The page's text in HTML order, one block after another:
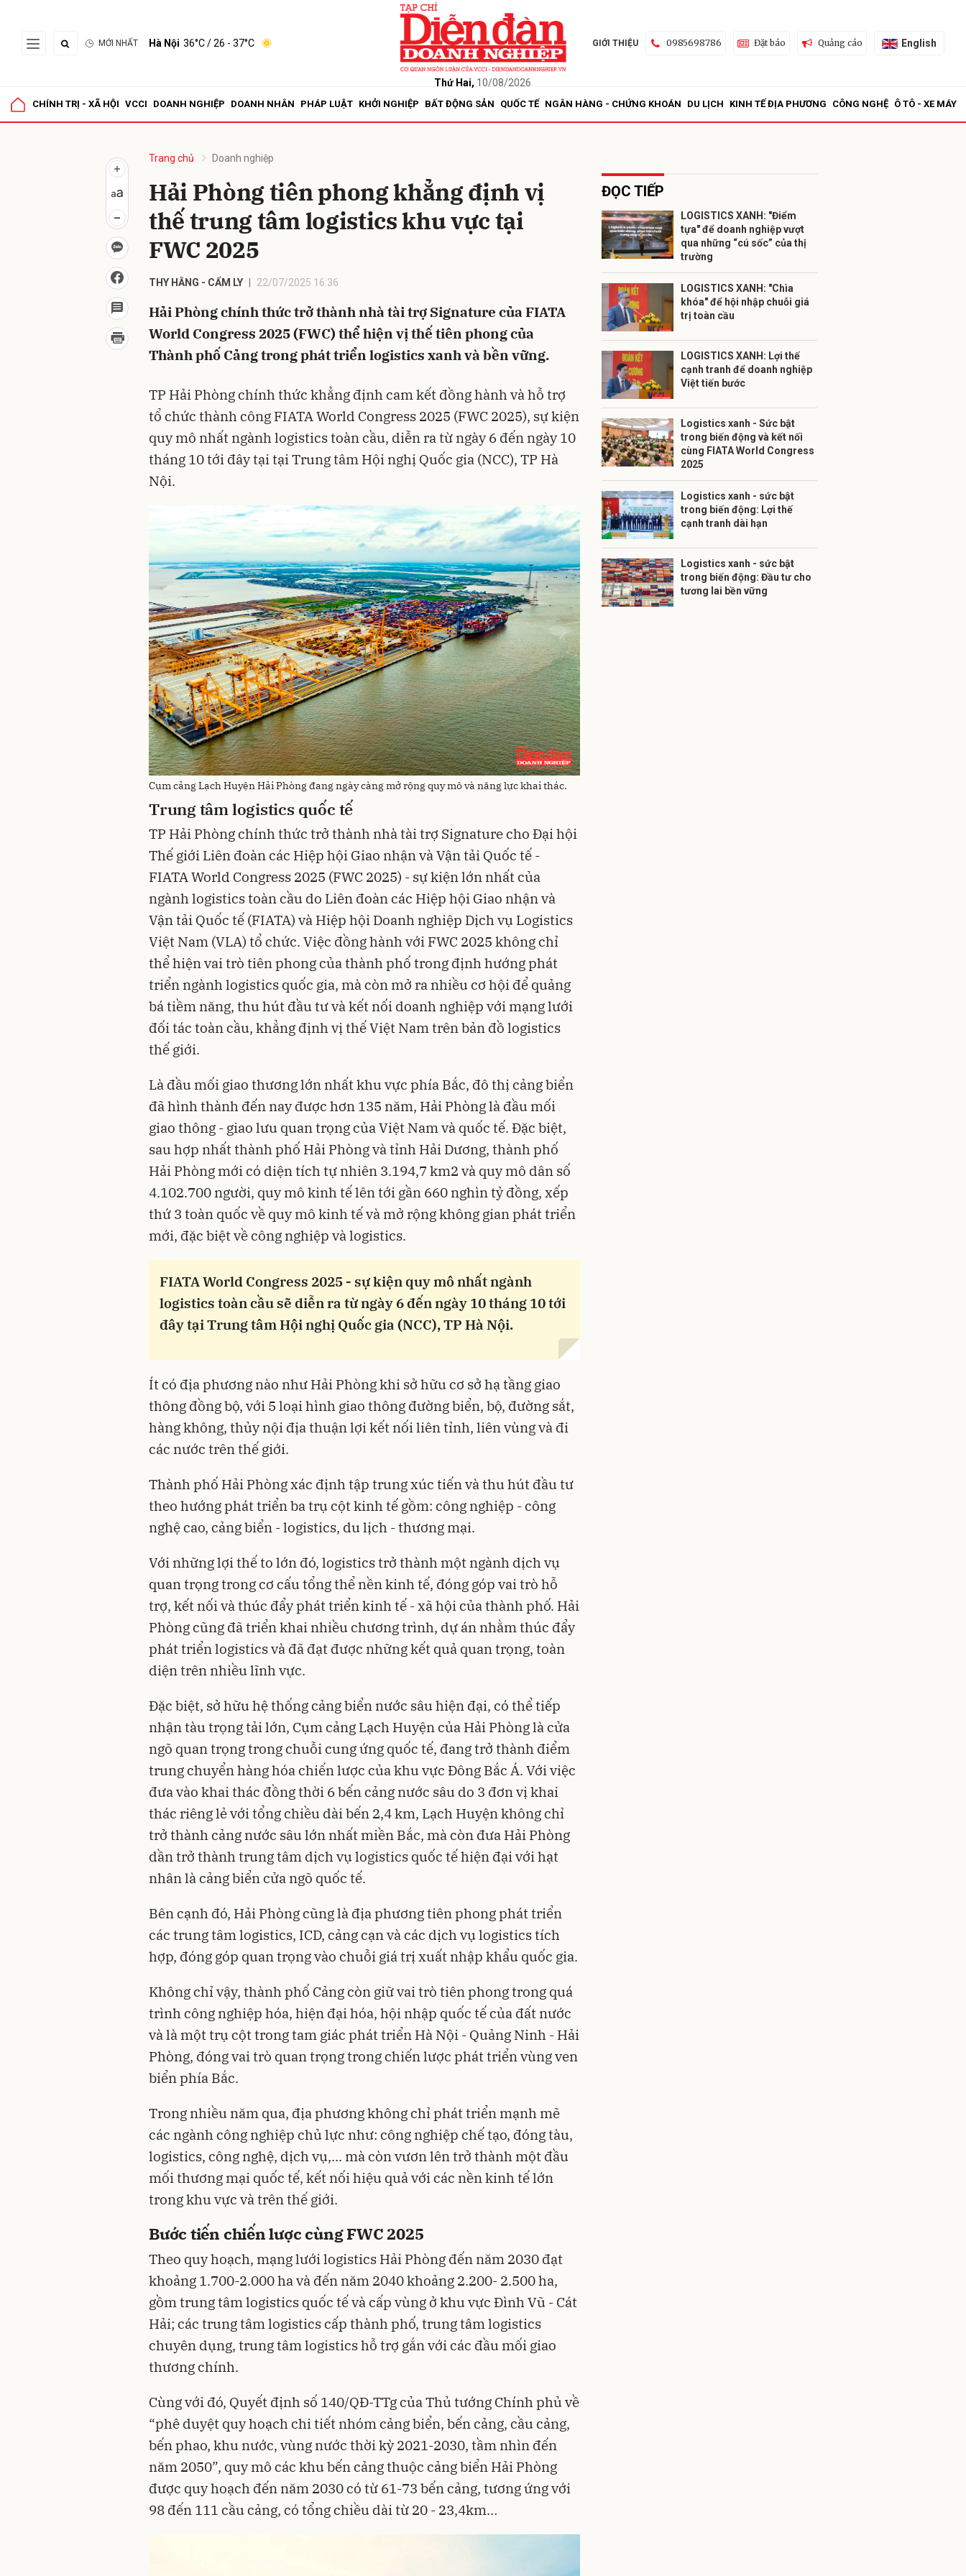
MỚI NHẤT Hà Nội 36°C/ 26 - 37°C
Thứ Hai, 10/08/2026
GIỚI THIỆU 0985698786 Đặt báo Quảng cáo English
CHÍNH TRỊ - XÃ HỘI VCCI DOANH NGHIỆP DOANH NHÂN PHÁP LUẬT KHỞI NGHIỆP BẤT ĐỘNG SẢN QUỐC TẾ NGÂN HÀNG - CHỨNG KHOÁN DU LỊCH KINH TẾ ĐỊA PHƯƠNG CÔNG NGHỆ Ô TÔ - XE MÁY
Trang chủ Doanh nghiệp
Hải Phòng tiên phong khẳng định vị
thế trung tâm logistics khu vực tại
FWC 2025
THY HẰNG - CẨM LY 22/07/2025 16:36
Hải Phòng chính thức trở thành nhà tài trợ Signature của FIATA
World Congress 2025 (FWC) thể hiện vị thế tiên phong của
Thành phố Cảng trong phát triển logistics xanh và bền vững.
TP Hải Phòng chính thức khẳng định cam kết đồng hành và hỗ trợ
tổ chức thành công FIATA World Congress 2025 (FWC 2025), sự kiện
quy mô nhất ngành logistics toàn cầu, diễn ra từ ngày 6 đến ngày 10
tháng 10 tới đây tại tại Trung tâm Hội nghị Quốc gia (NCC), TP Hà
Nội.
Cụm cảng Lạch Huyện Hải Phòng đang ngày càng mở rộng quy mô và năng lực khai thác.
Trung tâm logistics quốc tế
TP Hải Phòng chính thức trở thành nhà tài trợ Signature cho Đại hội
Thế giới Liên đoàn các Hiệp hội Giao nhận và Vận tải Quốc tế -
FIATA World Congress 2025 (FWC 2025) - sự kiện lớn nhất của
ngành logistics toàn cầu do Liên đoàn các Hiệp hội Giao nhận và
Vận tải Quốc tế (FIATA) và Hiệp hội Doanh nghiệp Dịch vụ Logistics
Việt Nam (VLA) tổ chức. Việc đồng hành với FWC 2025 không chỉ
thể hiện vai trò tiên phong của thành phố trong định hướng phát
triển ngành logistics quốc gia, mà còn mở ra nhiều cơ hội để quảng
bá tiềm năng, thu hút đầu tư và kết nối doanh nghiệp với mạng lưới
đối tác toàn cầu, khẳng định vị thế Việt Nam trên bản đồ logistics
thế giới.
Là đầu mối giao thương lớn nhất khu vực phía Bắc, đô thị cảng biển
đã hình thành đến nay được hơn 135 năm, Hải Phòng là đầu mối
giao thông - giao lưu quan trọng của Việt Nam và quốc tế. Đặc biệt,
sau hợp nhất thành phố Hải Phòng và tỉnh Hải Dương, thành phố
Hải Phòng mới có diện tích tự nhiên 3.194,7 km2 và quy mô dân số
4.102.700 người, quy mô kinh tế lên tới gần 660 nghìn tỷ đồng, xếp
thứ 3 toàn quốc về quy mô kinh tế và mở rộng không gian phát triển
mới, đặc biệt về công nghiệp và logistics.
FIATA World Congress 2025 - sự kiện quy mô nhất ngành
logistics toàn cầu sẽ diễn ra từ ngày 6 đến ngày 10 tháng 10 tới
đây tại Trung tâm Hội nghị Quốc gia (NCC), TP Hà Nội.
Ít có địa phương nào như Hải Phòng khi sở hữu cơ sở hạ tầng giao
thông đồng bộ, với 5 loại hình giao thông đường biển, bộ, đường sắt,
hàng không, thủy nội địa thuận lợi kết nối liên tỉnh, liên vùng và đi
các nước trên thế giới.
Thành phố Hải Phòng xác định tập trung xúc tiến và thu hút đầu tư
theo hướng phát triển ba trụ cột kinh tế gồm: công nghiệp - công
nghệ cao, cảng biển - logistics, du lịch - thương mại.
Với những lợi thế to lớn đó, logistics trở thành một ngành dịch vụ
quan trọng trong cơ cấu tổng thể nền kinh tế, đóng góp vai trò hỗ
trợ, kết nối và thúc đẩy phát triển kinh tế - xã hội của thành phố. Hải
Phòng cũng đã triển khai nhiều chương trình, dự án nhằm thúc đẩy
phát triển logistics và đã đạt được những kết quả quan trọng, toàn
diện trên nhiều lĩnh vực.
Đặc biệt, sở hữu hệ thống cảng biển nước sâu hiện đại, có thể tiếp
nhận tàu trọng tải lớn, Cụm cảng Lạch Huyện của Hải Phòng là cửa
ngõ quan trọng trong chuỗi cung ứng quốc tế, đang trở thành điểm
trung chuyển hàng hóa chiến lược của khu vực Đông Bắc Á. Với việc
đưa vào khai thác đồng thời 6 bến cảng nước sâu do 3 đơn vị khai
thác riêng lẻ với tổng chiều dài bến 2,4 km, Lạch Huyện không chỉ
trở thành cảng nước sâu lớn nhất miền Bắc, mà còn đưa Hải Phòng
dần trở thành trung tâm dịch vụ logistics quốc tế hiện đại với hạt
nhân là cảng biển cửa ngõ quốc tế.
Bên cạnh đó, Hải Phòng cũng là địa phương tiên phong phát triển
các trung tâm logistics, ICD, cảng cạn và các dịch vụ logistics tích
hợp, đóng góp quan trọng vào chuỗi giá trị xuất nhập khẩu quốc gia.
Không chỉ vậy, thành phố Cảng còn giữ vai trò tiên phong trong quá
trình công nghiệp hóa, hiện đại hóa, hội nhập quốc tế của đất nước
và là một trụ cột trong tam giác phát triển Hà Nội - Quảng Ninh - Hải
Phòng, đóng vai trò quan trọng trong chiến lược phát triển vùng ven
biển phía Bắc.
Trong nhiều năm qua, địa phương không chỉ phát triển mạnh mẽ
các ngành công nghiệp chủ lực như: công nghiệp chế tạo, đóng tàu,
logistics, công nghệ, dịch vụ,... mà còn vươn lên trở thành một đầu
mối thương mại quốc tế, kết nối hiệu quả với các nền kinh tế lớn
trong khu vực và trên thế giới.
Bước tiến chiến lược cùng FWC 2025
Theo quy hoạch, mạng lưới logistics Hải Phòng đến năm 2030 đạt
khoảng 1.700-2.000 ha và đến năm 2040 khoảng 2.200- 2.500 ha,
gồm trung tâm logistics quốc tế và cấp vùng ở khu vực Đình Vũ - Cát
Hải; các trung tâm logistics cấp thành phố, trung tâm logistics
chuyên dụng, trung tâm logistics hỗ trợ gắn với các đầu mối giao
thương chính.
Cùng với đó, Quyết định số 140/QĐ-TTg của Thủ tướng Chính phủ về
“phê duyệt quy hoạch chi tiết nhóm cảng biển, bến cảng, cầu cảng,
bến phao, khu nước, vùng nước thời kỳ 2021-2030, tầm nhìn đến
năm 2050”, quy mô các khu bến cảng thuộc cảng biển Hải Phòng
được quy hoạch đến năm 2030 có từ 61-73 bến cảng, tương ứng với
98 đến 111 cầu cảng, có tổng chiều dài từ 20 - 23,4km…
ĐỌC TIẾP
LOGISTICS XANH: "Điểm
tựa" để doanh nghiệp vượt
qua những “cú sốc” của thị
trường
LOGISTICS XANH: "Chìa
khóa" để hội nhập chuỗi giá
trị toàn cầu
LOGISTICS XANH: Lợi thế
cạnh tranh để doanh nghiệp
Việt tiến bước
Logistics xanh - Sức bật
trong biến động và kết nối
cùng FIATA World Congress
2025
Logistics xanh - sức bật
trong biến động: Lợi thế
cạnh tranh dài hạn
Logistics xanh - sức bật
trong biến động: Đầu tư cho
tương lai bền vững
Gửi